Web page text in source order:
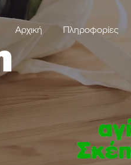
Αρχική Πληροφορίες